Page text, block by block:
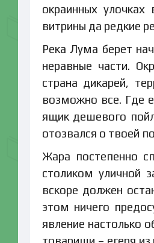
окраинных
витрины да редкие
Река Лума берет
неравные части.
страна дикарей,
возможно все. Где
ящик дешевого
отозвался о твоей
Жара постепенно
столиком уличной
вскоре должен
этом ничего
явление настолько